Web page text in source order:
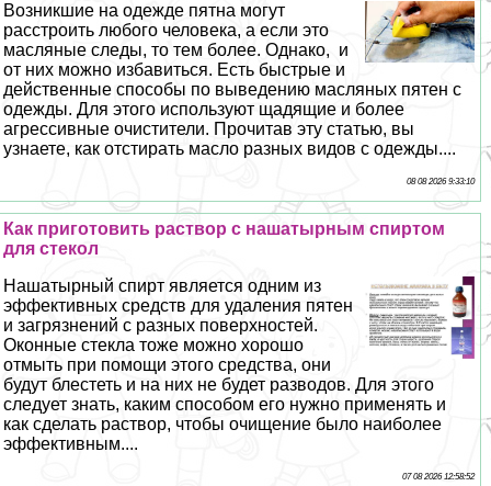
Возникшие на одежде пятна могут
расстроить любого человека, а если это
масляные следы, то тем более. Однако, и
от них можно избавиться. Есть быстрые и
действенные способы по выведению масляных пятен с
одежды. Для этого используют щадящие и более
агрессивные очистители. Прочитав эту статью, вы
узнаете, как отстирать масло разных видов с одежды....
08 08 2026 9:33:10
Как приготовить раствор с нашатырным спиртом
для стекол
Нашатырный спирт является одним из
эффективных средств для удаления пятен
и загрязнений с разных поверхностей.
Оконные стекла тоже можно хорошо
отмыть при помощи этого средства, они
будут блестеть и на них не будет разводов. Для этого
следует знать, каким способом его нужно применять и
как сделать раствор, чтобы очищение было наиболее
эффективным....
07 08 2026 12:58:52